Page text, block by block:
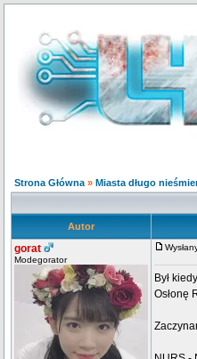
Strona Główna » Miasta długo
Autor
gorat
Modegorator
Był
Osłonę